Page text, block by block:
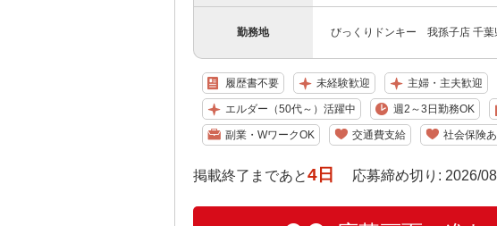
勤務地 びっくりドンキー 我孫子店 千葉
履歴書不要 未経験歓迎 主婦・主夫歓迎
エルダー（50代～）活躍中 週2～3日勤務OK
副業・WワークOK 交通費支給 社会保険あ
掲載終了まであと4日 応募締め切り: 2026/